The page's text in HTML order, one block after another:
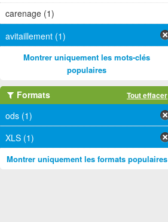
carenage (1)
avitaillement (1)
Montrer uniquement les mots-clés
populaires
Formats Tout effacer
ods (1)
XLS (1)
Montrer uniquement les formats populaires